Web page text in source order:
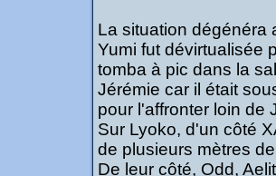
La situation dégénéra
Yumi fut dévirtualisée
tomba à pic dans la
Jérémie car il était
pour l'affronter loin de
Sur Lyoko, d'un côté
de plusieurs mètres
De leur côté, Odd,